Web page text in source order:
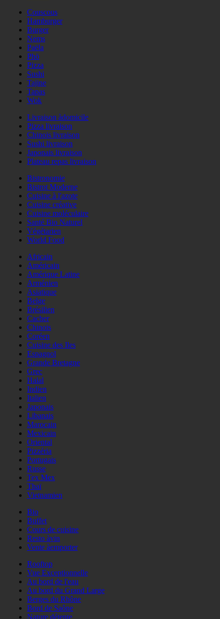
Couscous
Hamburger
Burger
Nems
Paëla
Phö
Pizza
Sushi
Tajine
Tapas
Wok
Livraison àdomicile
Pizza livraison
Chinois livraison
Sushi livraison
Japonais livraison
Plateau repas livraison
Bistronomie
Bistrot Moderne
Cuisine à l'azote
Cuisine créative
Cuisine moléculaire
Santé Bio Naturel
Végétarien
World Food
Africain
Américain
Amérique Latine
Arménien
Asiatique
Belge
Brésilien
Cacher
Chinois
Coréen
Cuisine des Iles
Espagnol
Grande Bretagne
Grec
Halal
Indien
Italien
Japonais
Libanais
Marocain
Mexicain
Oriental
Pizzéria
Portugais
Russe
Tex Mex
Thaï
Vietnamien
Bio
Buffet
Cours de cuisine
Resto àvin
Vente àemporter
Rooftop
Vue Exceptionnelle
Au bord de l'eau
Au bord du Grand Large
Berges du Rhône
Bord de Saône
Nature détente